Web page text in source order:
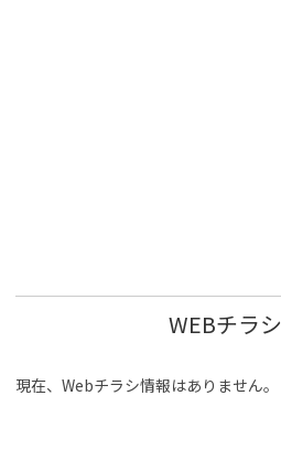
WEBチラシ
現在、Webチラシ情報はありません。